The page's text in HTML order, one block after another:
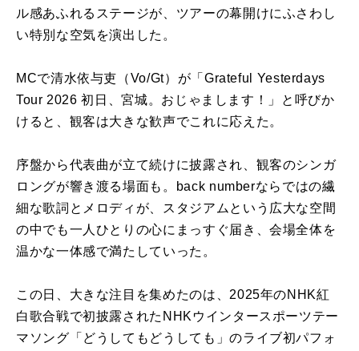
ル感あふれるステージが、ツアーの幕開けにふさわし
い特別な空気を演出した。
MCで清水依与吏（Vo/Gt）が「Grateful Yesterdays
Tour 2026 初日、宮城。おじゃまします！」と呼びか
けると、観客は大きな歓声でこれに応えた。
序盤から代表曲が立て続けに披露され、観客のシンガ
ロングが響き渡る場面も。back numberならではの繊
細な歌詞とメロディが、スタジアムという広大な空間
の中でも一人ひとりの心にまっすぐ届き、会場全体を
温かな一体感で満たしていった。
この日、大きな注目を集めたのは、2025年のNHK紅
白歌合戦で初披露されたNHKウインタースポーツテー
マソング「どうしてもどうしても」のライブ初パフォ